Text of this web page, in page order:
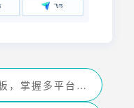
电商运营表格模板，掌握多平台运营情况-九数云BI